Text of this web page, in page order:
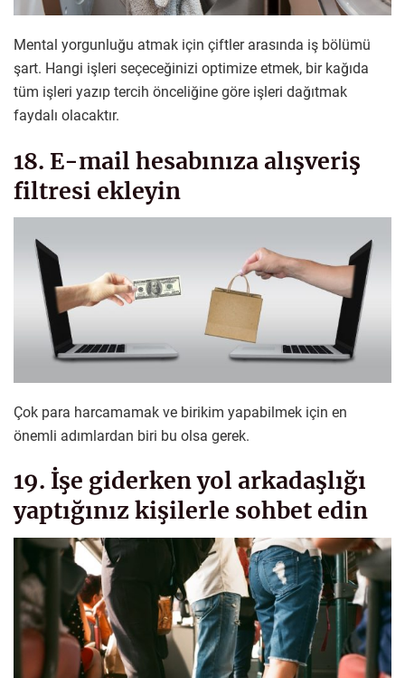
Mental yorgunluğu atmak için çiftler arasında iş bölümü
şart. Hangi işleri seçeceğinizi optimize etmek, bir kağıda
tüm işleri yazıp tercih önceliğine göre işleri dağıtmak
faydalı olacaktır.
18. E-mail hesabınıza alışveriş
filtresi ekleyin
Çok para harcamamak ve birikim yapabilmek için en
önemli adımlardan biri bu olsa gerek.
19. İşe giderken yol arkadaşlığı
yaptığınız kişilerle sohbet edin